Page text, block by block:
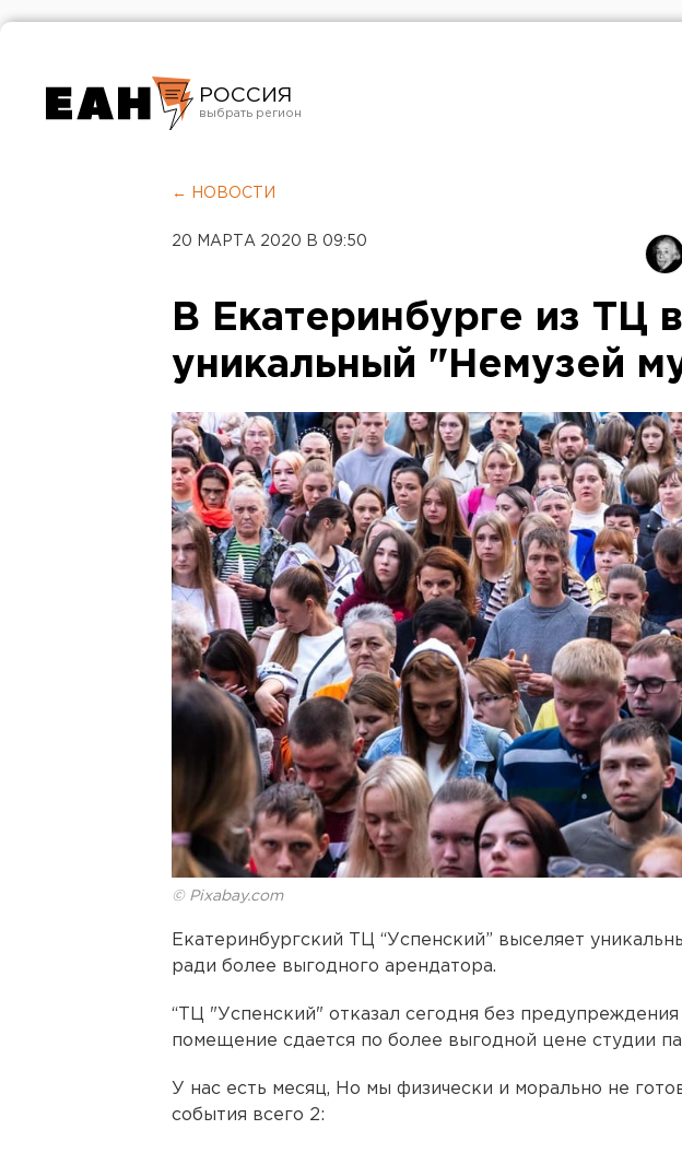
РОССИЯ
Челябинск
← НОВОСТИ
20 МАРТА 2020 В 09:50
В Екатеринбурге из ТЦ
уникальный "Немузей
© Pixabay.com
Екатеринбургский ТЦ “Успенский” выселяет
ради более выгодного арендатора.
“ТЦ "Успенский" отказал сегодня без
помещение сдается по более выгодной цене студии
У нас есть месяц, Но мы физически и морально не
события всего 2: